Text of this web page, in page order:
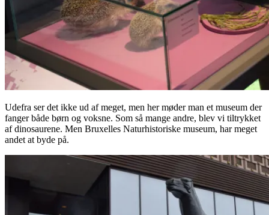
Udefra ser det ikke ud af meget, men her møder man et museum der
fanger både børn og voksne. Som så mange andre, blev vi tiltrykket
af dinosaurene. Men Bruxelles Naturhistoriske museum, har meget
andet at byde på.